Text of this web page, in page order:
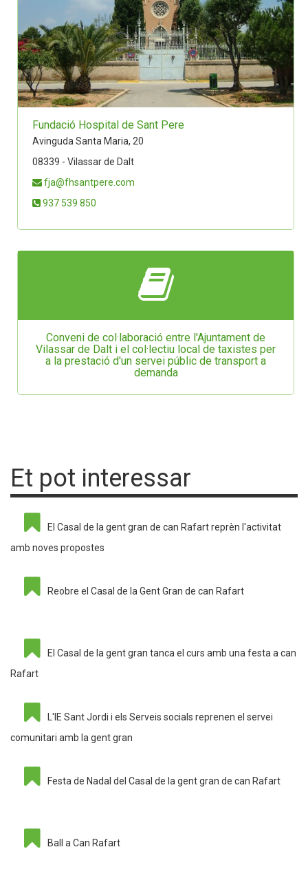
Fundació Hospital de Sant Pere
Avinguda Santa Maria, 20
08339 - Vilassar de Dalt
fja@fhsantpere.com
937 539 850
Conveni de col·laboració entre l'Ajuntament de
Vilassar de Dalt i el col·lectiu local de taxistes per
a la prestació d'un servei públic de transport a
demanda
Et pot interessar
El Casal de la gent gran de can Rafart reprèn l'activitat
amb noves propostes
Reobre el Casal de la Gent Gran de can Rafart
El Casal de la gent gran tanca el curs amb una festa a can
Rafart
L'IE Sant Jordi i els Serveis socials reprenen el servei
comunitari amb la gent gran
Festa de Nadal del Casal de la gent gran de can Rafart
Ball a Can Rafart